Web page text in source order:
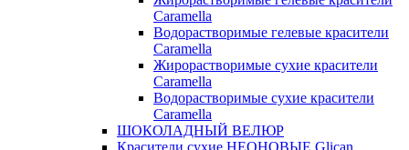
Caramella
Водорастворимые гелевые красители
Caramella
Жирорастворимые сухие красители
Caramella
Водорастворимые сухие красители
Caramella
ШОКОЛАДНЫЙ ВЕЛЮР
Красители сухие НЕОНОВЫЕ Glican